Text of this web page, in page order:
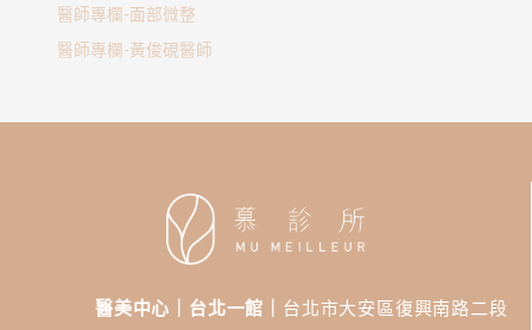
醫師專欄-面部微整
醫師專欄-黃俊硯醫師
醫美中心｜台北一館｜ 台北市大安區復興南路二段